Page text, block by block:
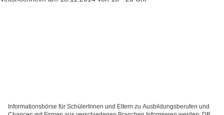
Informationsbörse für SchülerInnen und Eltern zu Ausbildungsberufen und